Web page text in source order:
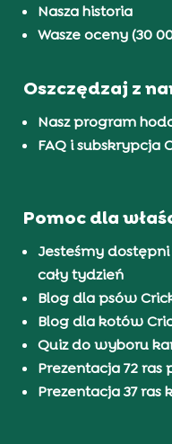
Nasza historia
Wasze oceny (30
Oszczędzaj z
Nasz program
FAQ i subskrypcja
Pomoc dla
Jesteśmy
cały tydzień
Blog dla psów
Blog dla kotów
Quiz do wyboru
Prezentacja 72 ras
Prezentacja 37 ras